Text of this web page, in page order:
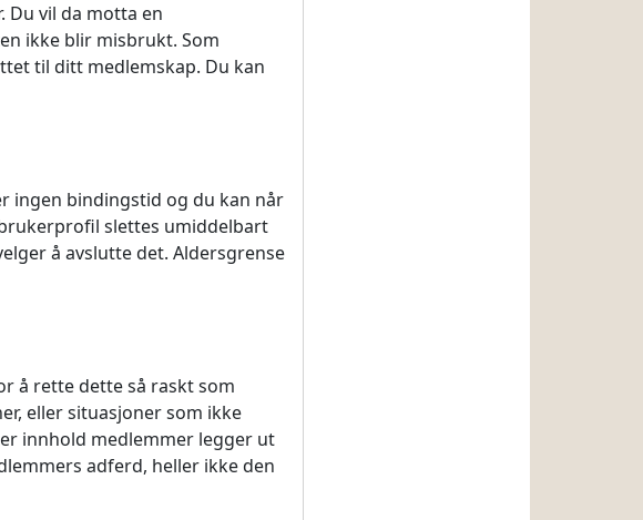
vil da motta en
ikke blir misbrukt. Som
til ditt medlemskap. Du kan
ingen bindingstid og du kan når
slettes umiddelbart
å avslutte det. Aldersgrense
å rette dette så raskt som
eller situasjoner som ikke
innhold medlemmer legger ut
adferd, heller ikke den